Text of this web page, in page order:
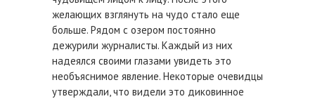
желающих взглянуть на чудо стало еще
больше. Рядом с озером постоянно
дежурили журналисты. Каждый из них
надеялся своими глазами увидеть это
необъяснимое явление. Некоторые очевидцы
утверждали, что видели это диковинное